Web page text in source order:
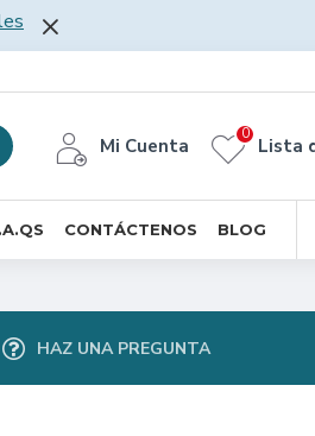
Mi Cuenta Lista
0
CONTÁCTENOS BLOG
HAZ UNA PREGUNTA